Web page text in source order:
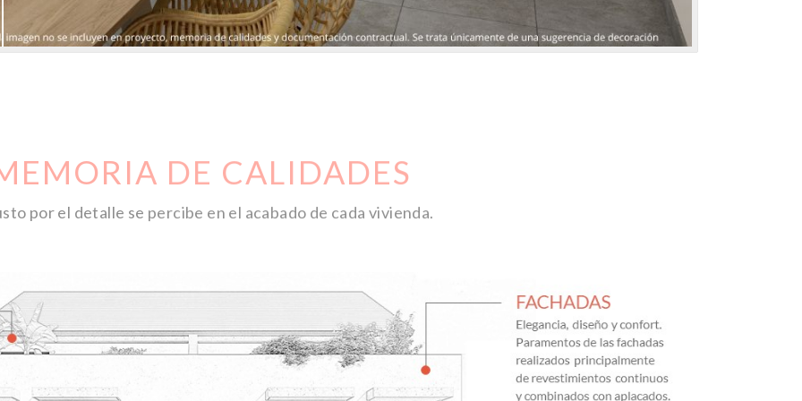
DE CALIDADES
por el detalle se percibe en el acabado de cada vivienda.